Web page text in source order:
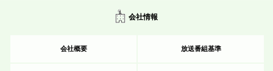
会社情報
会社概要 放送番組基準